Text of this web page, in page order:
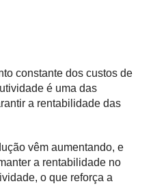
constante dos custos de
é uma das
a rentabilidade das
vêm aumentando, e
a rentabilidade no
o que reforça a